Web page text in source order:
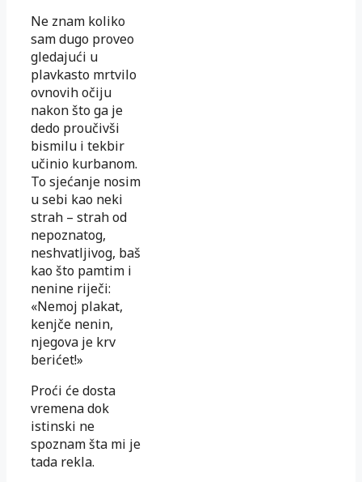
Ne znam koliko
sam dugo proveo
gledajući u
plavkasto mrtvilo
ovnovih očiju
nakon što ga je
dedo proučivši
bismilu i tekbir
učinio kurbanom.
To sjećanje nosim
u sebi kao neki
strah – strah od
nepoznatog,
neshvatljivog, baš
kao što pamtim i
nenine riječi:
«Nemoj plakat,
kenjče nenin,
njegova je krv
berićet!»
Proći će dosta
vremena dok
istinski ne
spoznam šta mi je
tada rekla.